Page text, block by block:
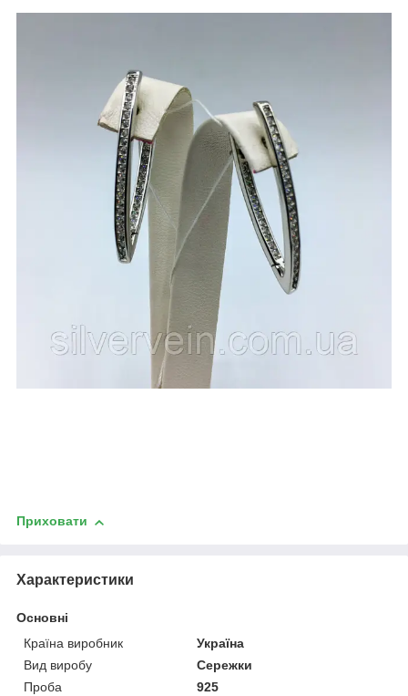
Приховати
Характеристики
Основні
Країна виробник
Україна
Вид виробу
Сережки
Проба
925